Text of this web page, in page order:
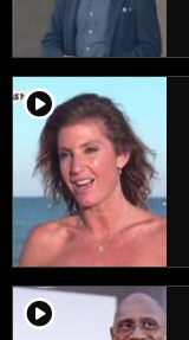
player2
player2